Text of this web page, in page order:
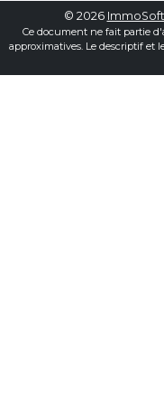
© 2026 ImmoSoft
Ce document ne fait partie
approximatives. Le descriptif et